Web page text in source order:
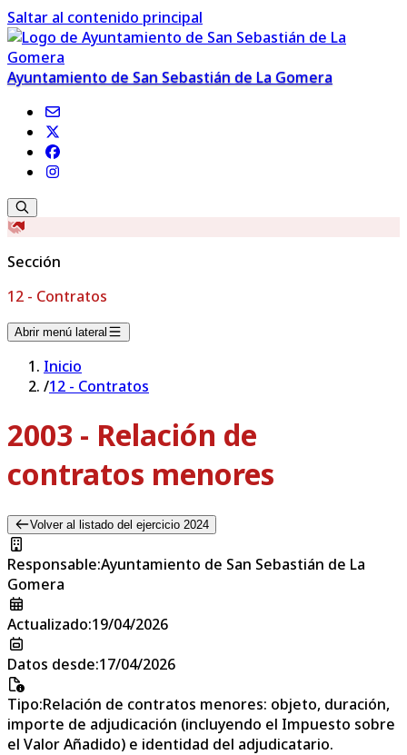
Saltar al contenido principal
Ayuntamiento de San Sebastián de La Gomera
Sección
12 - Contratos
Abrir menú lateral
Inicio
/12 - Contratos
2003 - Relación de
contratos menores
Volver al listado del ejercicio 2024
Responsable:Ayuntamiento de San Sebastián de La
Gomera
Actualizado:19/04/2026
Datos desde:17/04/2026
Tipo:Relación de contratos menores: objeto, duración,
importe de adjudicación (incluyendo el Impuesto sobre
el Valor Añadido) e identidad del adjudicatario.